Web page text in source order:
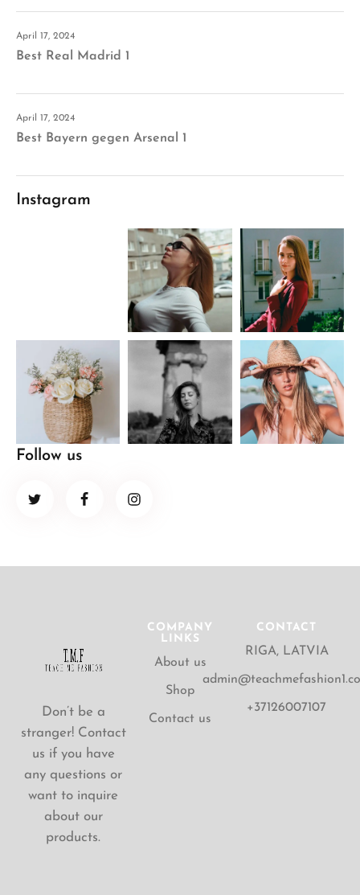
April 17, 2024
Best Real Madrid 1
April 17, 2024
Best Bayern gegen Arsenal 1
Instagram
Follow us
Don’t be a
stranger! Contact
us if you have
any questions or
want to inquire
about our
products.
COMPANY
LINKS
About us
Shop
Contact us
CONTACT
RIGA, LATVIA
+37126007107